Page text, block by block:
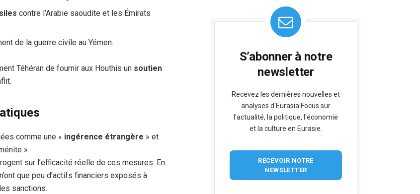
contre l’Arabie saoudite et les Émirats
de la guerre civile au Yémen.
Téhéran de fournir aux Houthis un soutien
comme une « ingérence étrangère » et
».
sur l’efficacité réelle de ces mesures. En
que peu d’actifs financiers exposés à
sanctions.
S’abonner à notre
newsletter
Recevez les dernières nouvelles et
analyses d'Eurasia Focus sur
l'actualité, la politique, l'économie
et la culture en Eurasie.
RECEVOIR NOTRE
NEWSLETTER